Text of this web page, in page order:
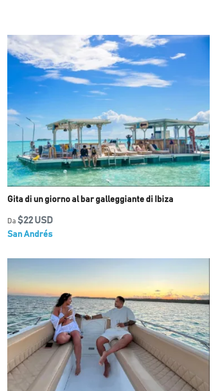
Gita di un giorno al bar galleggiante di Ibiza
Da $22 USD
San Andrés